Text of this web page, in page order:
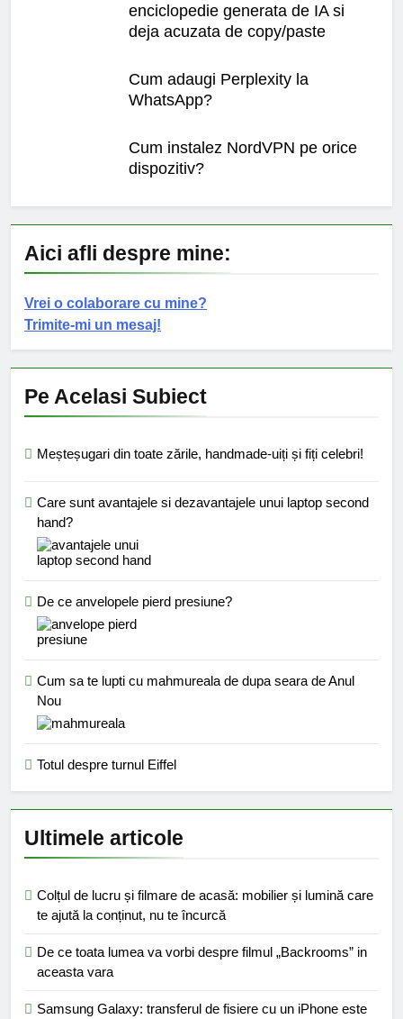
enciclopedie generata de IA si
deja acuzata de copy/paste
Cum adaugi Perplexity la
WhatsApp?
Cum instalez NordVPN pe orice
dispozitiv?
Aici afli despre mine:
Vrei o colaborare cu mine?
Trimite-mi un mesaj!
Pe Acelasi Subiect
Meșteșugari din toate zările, handmade-uiți și fiți celebri!
Care sunt avantajele si dezavantajele unui laptop second
hand?
De ce anvelopele pierd presiune?
Cum sa te lupti cu mahmureala de dupa seara de Anul
Nou
Totul despre turnul Eiffel
Ultimele articole
Colțul de lucru și filmare de acasă: mobilier și lumină care
te ajută la conținut, nu te încurcă
De ce toata lumea va vorbi despre filmul „Backrooms” in
aceasta vara
Samsung Galaxy: transferul de fisiere cu un iPhone este